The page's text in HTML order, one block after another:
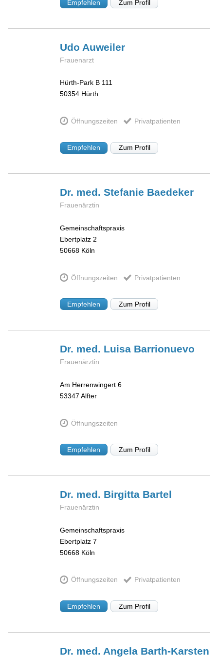
Empfehlen Zum Profil
Udo Auweiler
Frauenarzt
Hürth-Park B 111
50354 Hürth
Öffnungszeiten Privatpatienten
Empfehlen Zum Profil
Dr. med. Stefanie Baedeker
Frauenärztin
Gemeinschaftspraxis
Ebertplatz 2
50668 Köln
Öffnungszeiten Privatpatienten
Empfehlen Zum Profil
Dr. med. Luisa Barrionuevo
Frauenärztin
Am Herrenwingert 6
53347 Alfter
Öffnungszeiten
Empfehlen Zum Profil
Dr. med. Birgitta Bartel
Frauenärztin
Gemeinschaftspraxis
Ebertplatz 7
50668 Köln
Öffnungszeiten Privatpatienten
Empfehlen Zum Profil
Dr. med. Angela Barth-Karsten